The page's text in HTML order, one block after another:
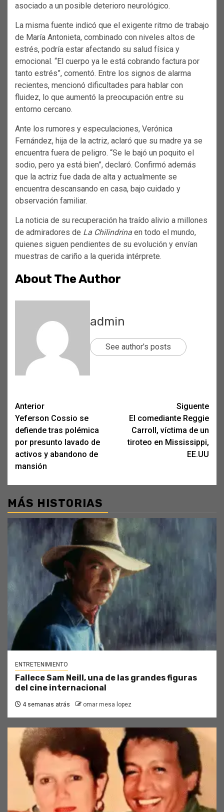
asociado a un posible deterioro neurológico.
La misma fuente indicó que el exigente ritmo de trabajo
de María Antonieta, combinado con niveles altos de
estrés, podría estar afectando su salud física y
emocional. “El cuerpo ya le está cobrando factura por
tanto estrés”, comentó. Entre los signos de alarma
recientes, mencionó dificultades para hablar con
fluidez, lo que aumentó la preocupación entre su
entorno cercano.
Ante los rumores y especulaciones, Verónica
Fernández, hija de la actriz, aclaró que su madre ya se
encuentra fuera de peligro. “Se le bajó un poquito el
sodio, pero ya está bien”, declaró. Confirmó además
que la actriz fue dada de alta y actualmente se
encuentra descansando en casa, bajo cuidado y
observación familiar.
La noticia de su recuperación ha traído alivio a millones
de admiradores de La Chilindrina en todo el mundo,
quienes siguen pendientes de su evolución y envían
muestras de cariño a la querida intérprete.
About The Author
admin
See author's posts
Post
navigation
Anterior
Yeferson Cossio se
defiende tras polémica
por presunto lavado de
activos y abandono de
mansión
Siguente
El comediante Reggie
Carroll, víctima de un
tiroteo en Mississippi,
EE.UU
MÁS HISTORIAS
ENTRETENIMIENTO
Fallece Sam Neill, una de las grandes figuras
del cine internacional
4 semanas atrás omar mesa lopez